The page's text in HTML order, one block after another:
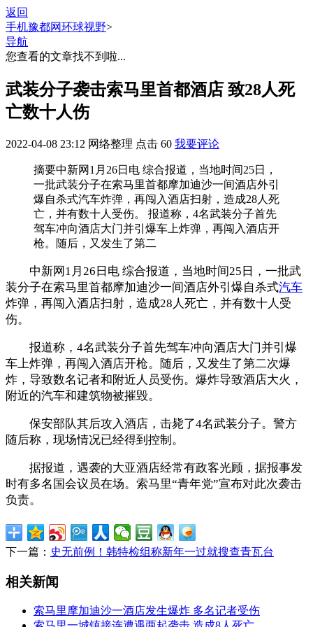
返回
手机豫都网环球视野>
导航
您查看的文章找不到啦...
武装分子袭击索马里首都酒店 致28人死
亡数十人伤
2022-04-08 23:12 网络整理 点击 60 我要评论
摘要中新网1月26日电 综合报道，当地时间25日，
一批武装分子在索马里首都摩加迪沙一间酒店外引
爆自杀式汽车炸弹，再闯入酒店扫射，造成28人死
亡，并有数十人受伤。 报道称，4名武装分子首先
驾车冲向酒店大门并引爆车上炸弹，再闯入酒店开
枪。随后，又发生了第二
中新网1月26日电 综合报道，当地时间25日，一批武
装分子在索马里首都摩加迪沙一间酒店外引爆自杀式汽车
炸弹，再闯入酒店扫射，造成28人死亡，并有数十人受
伤。
报道称，4名武装分子首先驾车冲向酒店大门并引爆
车上炸弹，再闯入酒店开枪。随后，又发生了第二次爆
炸，导致数名记者和附近人员受伤。爆炸导致酒店大火，
附近的汽车和建筑物被摧毁。
保安部队其后攻入酒店，击毙了4名武装分子。警方
随后称，现场情况已经得到控制。
据报道，遇袭的大亚酒店经常有政客光顾，据报事发
时有多名国会议员在场。索马里“青年党”宣布对此次袭击
负责。
下一篇： 史无前例！韩特检组称新年一过就搜查青瓦台
相关新闻
索马里摩加迪沙一酒店发生爆炸 多名记者受伤